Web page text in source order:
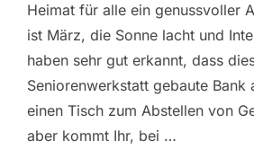
Heimat für alle ein genussvoller
ist März, die Sonne lacht und
haben sehr gut erkannt, dass
Seniorenwerkstatt gebaute Bank
einen Tisch zum Abstellen von
aber kommt Ihr, bei …